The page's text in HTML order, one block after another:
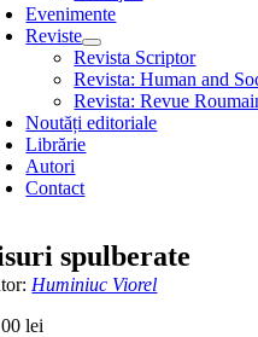
Evenimente
Reviste
Revista Scriptor
Revista: Human and
Revista: Revue
Noutăți editoriale
Librărie
Autori
Contact
spulberate
Huminiuc Viorel
lei